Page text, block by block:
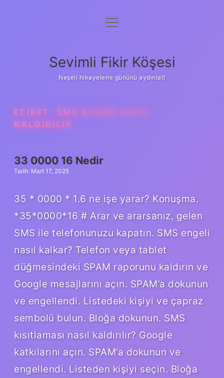
Anasayfa
Yasal Uyarı
menüyü
Sevimli Fikir Köşesi
Neşeli hikayelerle gününü aydınlat!
ETIKET: SMS BLOKE NASIL
KALDIRILIR
33 0000 16 Nedir
Tarih: Mart 17, 2025
35 * 0000 * 1.6 ne işe yarar? Konuşma.
*35*0000*16 # Arar ve ararsanız, gelen
SMS ile telefonunuzu kapatın. SMS engeli
nasıl kalkar? Telefon veya tablet
düğmesindeki SPAM raporunu kaldırın ve
Google mesajlarını açın. SPAM’a dokunun
ve engellendi. Listedeki kişiyi ve çapraz
sembolü bulun. Bloğa dokunun. SMS
kısıtlaması nasıl kaldırılır? Google
katkılarını açın. SPAM’a dokunun ve
engellendi. Listeden kişiyi seçin. Bloğa